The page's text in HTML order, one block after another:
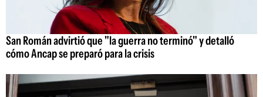
San Román advirtió que "la guerra no terminó" y detalló
cómo Ancap se preparó para la crisis